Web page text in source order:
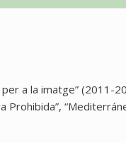
a la imatge” (2011-
Prohibida”,